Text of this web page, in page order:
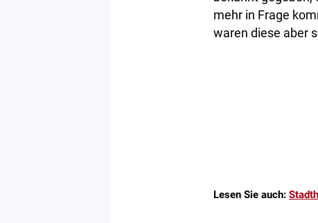
mehr in Frage
waren diese aber
Lesen Sie auch: